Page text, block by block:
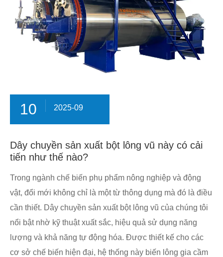
10 2025-09
Dây chuyền sản xuất bột lông vũ này có cải
tiến như thế nào?
Trong ngành chế biến phụ phẩm nông nghiệp và động
vật, đổi mới không chỉ là một từ thông dụng mà đó là điều
cần thiết. Dây chuyền sản xuất bột lông vũ của chúng tôi
nổi bật nhờ kỹ thuật xuất sắc, hiệu quả sử dụng năng
lượng và khả năng tự động hóa. Được thiết kế cho các
cơ sở chế biến hiện đại, hệ thống này biến lông gia cầm